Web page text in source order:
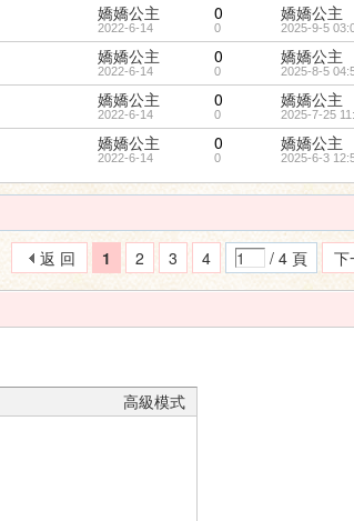
嬌嬌公主
2022-6-14
0
0
嬌嬌公主
2025-9-5
嬌嬌公主
2022-6-14
0
0
嬌嬌公主
2025-8-5
嬌嬌公主
2022-6-14
0
0
嬌嬌公主
2025-7-25
嬌嬌公主
2022-6-14
0
0
嬌嬌公主
2025-6-3
1 2 3 4 / 4 頁 下
返 回
高級模式